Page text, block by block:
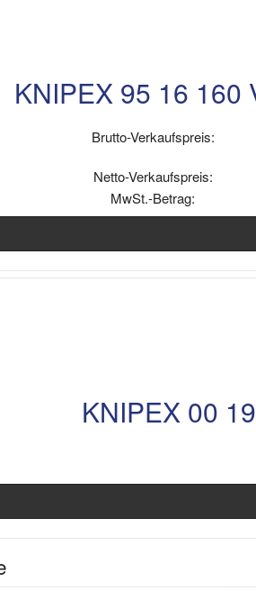
KNIPEX 95 16 160
Brutto-Verkaufspreis:
Netto-Verkaufspreis:
MwSt.-Betrag:
KNIPEX 00